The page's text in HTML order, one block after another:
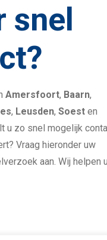
snel
Amersfoort, Baarn,
, Leusden, Soest en
u zo snel mogelijk
Vraag hieronder uw
aan. Wij helpen u